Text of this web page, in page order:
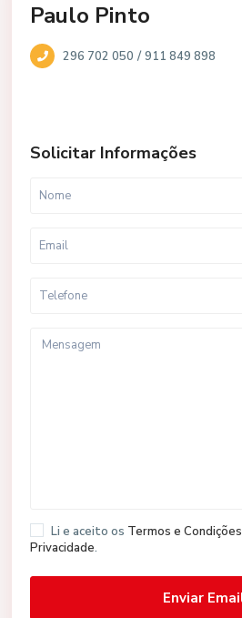
Paulo Pinto
296 702 050 /911 849 898
Solicitar Informações
Li e aceito os Termos e Condições
Privacidade.